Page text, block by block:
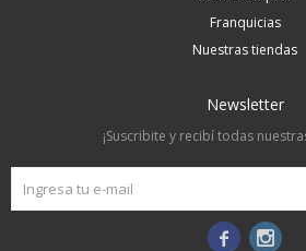
Franquicias
Nuestras tiendas
Newsletter
¡Suscribite y recibí todas
 